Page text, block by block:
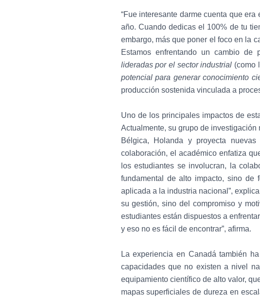
“Fue interesante darme cuenta que
año. Cuando dedicas el 100% de tu
embargo, más que poner el foco en la
Estamos enfrentando un cambio de
lideradas por el sector industrial (como
potencial para generar conocimiento
producción sostenida vinculada a
Uno de los principales impactos de
Actualmente, su grupo de
Bélgica, Holanda y proyecta
colaboración, el académico enfatiza
los estudiantes se involucran, la
fundamental de alto impacto, sino de
aplicada a la industria nacional”,
su gestión, sino del compromiso y
estudiantes están dispuestos a
y eso no es fácil de encontrar”, afirma.
La experiencia en Canadá también
capacidades que no existen a nivel
equipamiento científico de alto valor,
mapas superficiales de dureza en